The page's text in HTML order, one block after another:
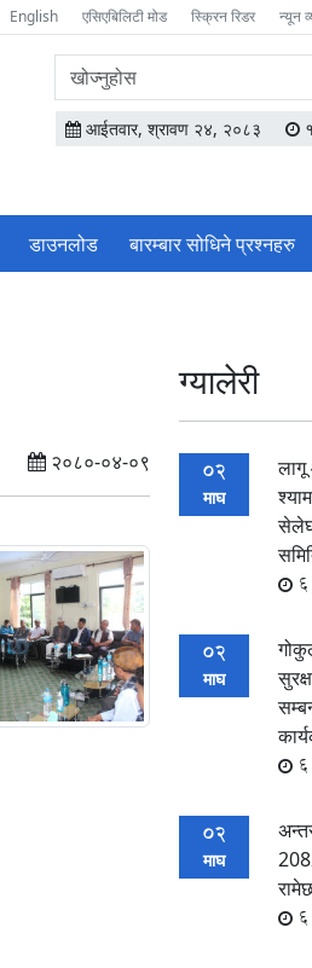
English एसिएबिलिटी मोड स्क्रिन रिडर न्यून
वेबसाइटमा
सामग्री
खोज्नुहोस
आईतवार, श्रावण २४, २०८३
डाउनलोड बारम्बार सोधिने प्रश्‍नहरु
२०८०-०४-०९
ग्यालेरी
02
माघ
लागू
02
माघ
02
माघ